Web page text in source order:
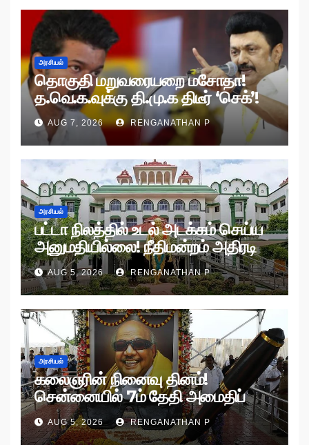
அரசியல்
தொகுதி மறுவரையறை மசோதா!
த.வெ.க.வுக்கு தி.மு.க திடீர் ‘செக்’!
AUG 7, 2026 RENGANATHAN P
அரசியல்
பட்டா நிலத்தில் உடல் அடக்கம் செய்ய
அனுமதியில்லை! நீதிமன்றம் அதிரடி
உத்தரவு!
AUG 5, 2026 RENGANATHAN P
அரசியல்
கலைஞரின் நினைவு தினம்!
சென்னையில் 7ம் தேதி அமைதிப்
பேரணி!
AUG 5, 2026 RENGANATHAN P